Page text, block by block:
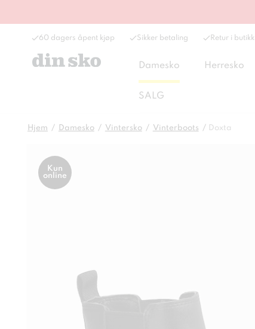
60 dagers åpent kjøp Sikker betaling Retur i butikk
Damesko Herresko
SALG
Hjem Damesko Vintersko Vinterboots Doxta
Kun
online